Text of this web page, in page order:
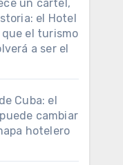
un cartel,
el Hotel
el turismo
a ser el
Cuba: el
cambiar
hotelero